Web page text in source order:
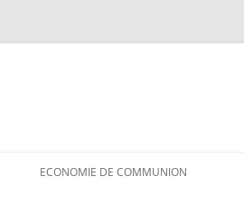
ECONOMIE DE COMMUNION